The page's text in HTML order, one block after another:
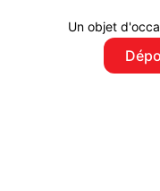
Un objet